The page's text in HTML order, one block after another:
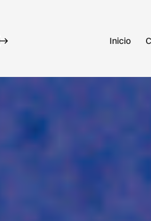
Inicio